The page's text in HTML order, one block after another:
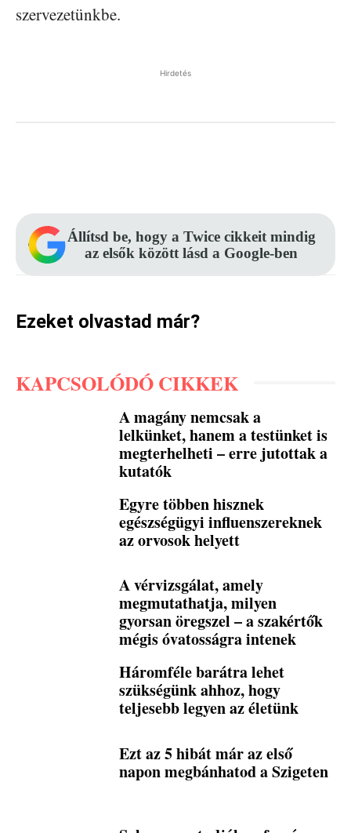
szervezetünkbe.
Hirdetés
Állítsd be, hogy a Twice cikkeit mindig
az elsők között lásd a Google-ben
Ezeket olvastad már?
KAPCSOLÓDÓ CIKKEK
A magány nemcsak a
lelkünket, hanem a testünket is
megterhelheti – erre jutottak a
kutatók
Egyre többen hisznek
egészségügyi influenszereknek
az orvosok helyett
A vérvizsgálat, amely
megmutathatja, milyen
gyorsan öregszel – a szakértők
mégis óvatosságra intenek
Háromféle barátra lehet
szükségünk ahhoz, hogy
teljesebb legyen az életünk
Ezt az 5 hibát már az első
napon megbánhatod a Szigeten